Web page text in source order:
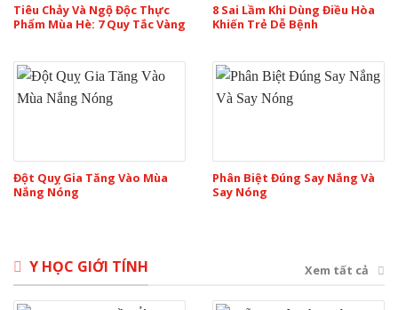
Tiêu Chảy Và Ngộ Độc Thực
Phẩm Mùa Hè: 7 Quy Tắc Vàng
8 Sai Lầm Khi Dùng Điều Hòa
Khiến Trẻ Dễ Bệnh
Đột Quỵ Gia Tăng Vào Mùa
Nắng Nóng
Phân Biệt Đúng Say Nắng Và
Say Nóng
Y HỌC GIỚI TÍNH Xem tất cả